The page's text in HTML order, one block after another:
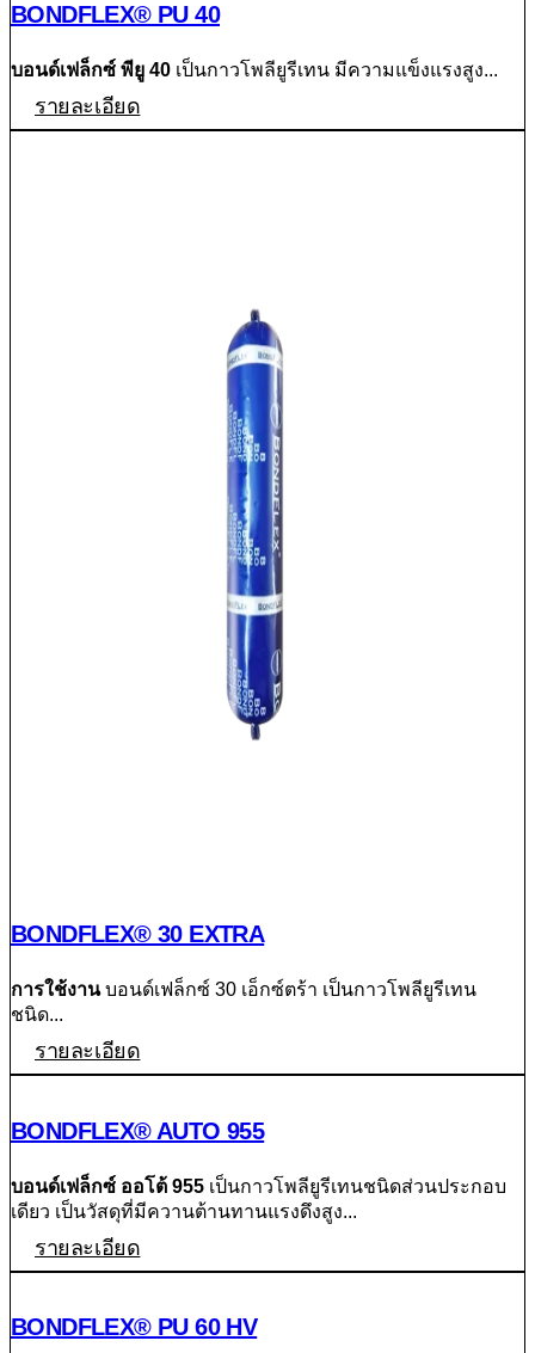
BONDFLEX® PU 40
บอนด์เฟล็กซ์ พียู 40 เป็นกาวโพลียูรีเทน มีความแข็งแรงสูง...
รายละเอียด
BONDFLEX® 30 EXTRA
การใช้งานบอนด์เฟล็กซ์ 30 เอ็กซ์ตร้า เป็นกาวโพลียูรีเทน
ชนิด...
รายละเอียด
BONDFLEX® AUTO 955
บอนด์เฟล็กซ์ ออโต้ 955 เป็นกาวโพลียูรีเทนชนิดส่วนประกอบ
เดียว เป็นวัสดุที่มีควานต้านทานแรงดึงสูง...
รายละเอียด
BONDFLEX® PU 60 HV